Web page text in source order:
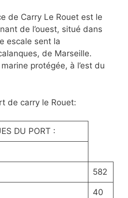
de Carry Le Rouet est le
de l’ouest, situé dans
escale sent la
de Marseille.
protégée, à l’est du
de carry le Rouet:
DU PORT :
582
40